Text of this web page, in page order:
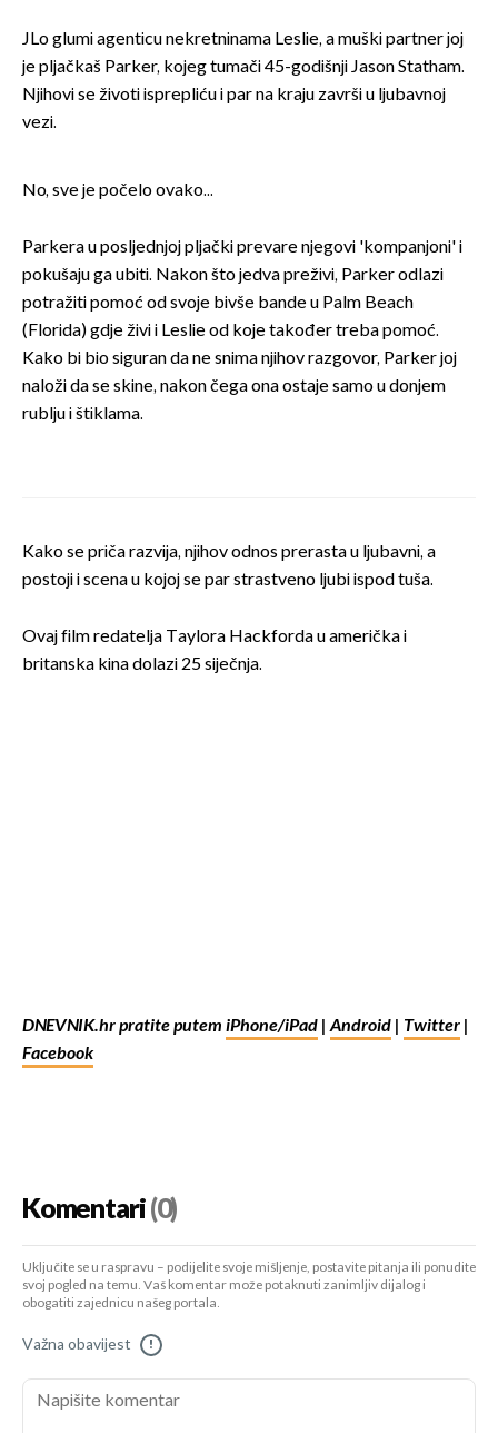
JLo glumi agenticu nekretninama Leslie, a muški partner joj
je pljačkaš Parker, kojeg tumači 45-godišnji Jason Statham.
Njihovi se životi isprepliću i par na kraju završi u ljubavnoj
vezi.
No, sve je počelo ovako...
Parkera u posljednjoj pljački prevare njegovi 'kompanjoni' i
pokušaju ga ubiti. Nakon što jedva preživi, Parker odlazi
potražiti pomoć od svoje bivše bande u Palm Beach
(Florida) gdje živi i Leslie od koje također treba pomoć.
Kako bi bio siguran da ne snima njihov razgovor, Parker joj
naloži da se skine, nakon čega ona ostaje samo u donjem
rublju i štiklama.
Kako se priča razvija, njihov odnos prerasta u ljubavni, a
postoji i scena u kojoj se par strastveno ljubi ispod tuša.
Ovaj film redatelja Taylora Hackforda u američka i
britanska kina dolazi 25 siječnja.
DNEVNIK.hr pratite putem iPhone/iPad |Android | Twitter |
Facebook
Komentari(0)
Uključite se u raspravu – podijelite svoje mišljenje, postavite pitanja ili ponudite
svoj pogled na temu. Vaš komentar može potaknuti zanimljiv dijalog i
obogatiti zajednicu našeg portala.
Važna obavijest !